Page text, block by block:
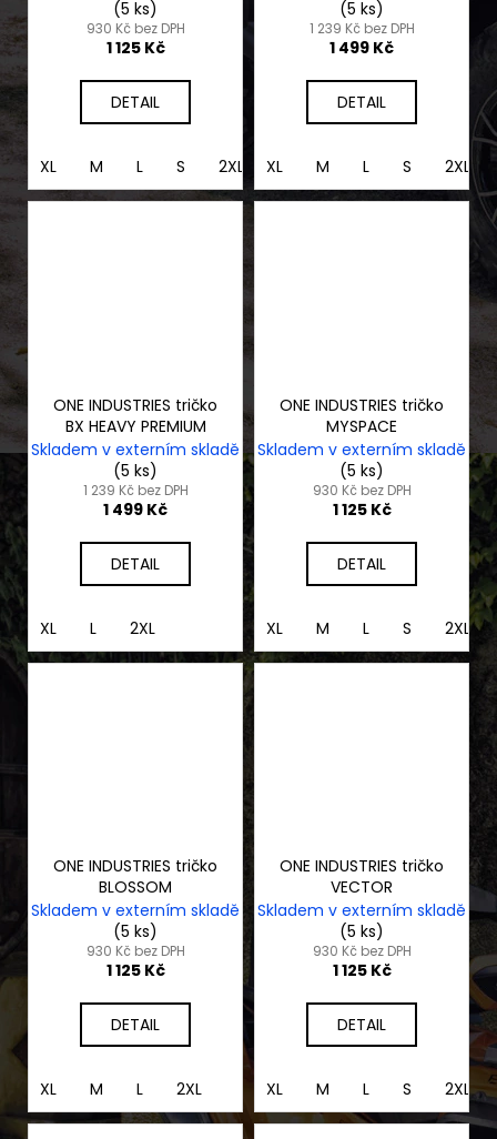
(5 ks)
930 Kč bez DPH
1 125 Kč
DETAIL
XL M L S 2XL
(5 ks)
1 239 Kč bez DPH
1 499 Kč
DETAIL
XL M L S 2XL
ONE INDUSTRIES tričko
BX HEAVY PREMIUM
Skladem v externím skladě
(5 ks)
1 239 Kč bez DPH
1 499 Kč
DETAIL
XL L 2XL
ONE INDUSTRIES tričko
MYSPACE
Skladem v externím skladě
(5 ks)
930 Kč bez DPH
1 125 Kč
DETAIL
XL M L S 2XL
ONE INDUSTRIES tričko
BLOSSOM
Skladem v externím skladě
(5 ks)
930 Kč bez DPH
1 125 Kč
DETAIL
XL M L 2XL
ONE INDUSTRIES tričko
VECTOR
Skladem v externím skladě
(5 ks)
930 Kč bez DPH
1 125 Kč
DETAIL
XL M L S 2XL